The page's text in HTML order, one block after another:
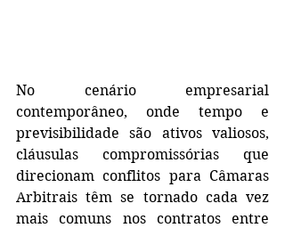
No cenário empresarial
contemporâneo, onde tempo e
previsibilidade são ativos valiosos,
cláusulas compromissórias que
direcionam conflitos para Câmaras
Arbitrais têm se tornado cada vez
mais comuns nos contratos entre